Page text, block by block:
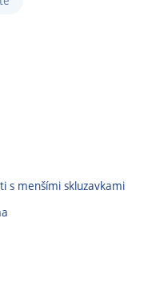
s menšími skluzavkami